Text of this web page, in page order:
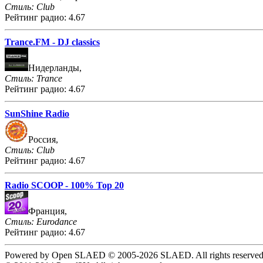
Стиль: Club
Рейтинг радио: 4.67
Trance.FM - DJ classics
Нидерланды,
Стиль: Trance
Рейтинг радио: 4.67
SunShine Radio
Россия,
Стиль: Club
Рейтинг радио: 4.67
Radio SCOOP - 100% Top 20
Франция,
Стиль: Eurodance
Рейтинг радио: 4.67
Powered by Open SLAED © 2005-2026 SLAED. All rights